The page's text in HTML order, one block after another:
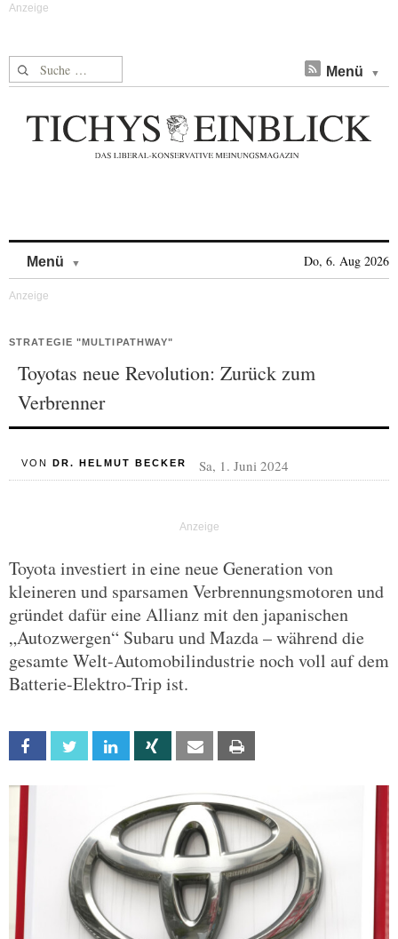
Suche nach: Menü
Menü Do, 6. Aug 2026
STRATEGIE "MULTIPATHWAY"
Toyotas neue Revolution: Zurück zum
Verbrenner
VON DR. HELMUT BECKER Sa, 1. Juni 2024
Toyota investiert in eine neue Generation von
kleineren und sparsamen Verbrennungsmotoren und
gründet dafür eine Allianz mit den japanischen
„Autozwergen“ Subaru und Mazda – während die
gesamte Welt-Automobilindustrie noch voll auf dem
Batterie-Elektro-Trip ist.
Facebook Twitter Linkedin Xing Email